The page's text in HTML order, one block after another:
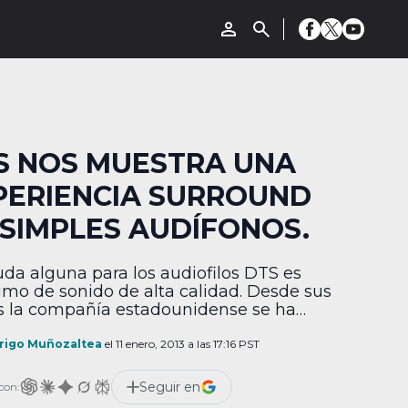
NOS MUESTRA UNA
SURROUND
AUDÍFONOS.
alguna para los audiofilos DTS es
de sonido de alta calidad. Desde sus
la compañía estadounidense se ha
de audio disponibles en el
y nítidos sin duda DTS es un líder
en el […]
Muñozaltea el 11 enero, 2013 a las 17:16 PST
Seguir en